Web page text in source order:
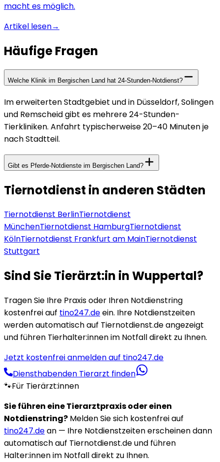
macht es möglich.
Artikel lesen→
Häufige Fragen
Welche Klinik im Bergischen Land hat 24-Stunden-Notdienst?
Im erweiterten Stadtgebiet und in Düsseldorf, Solingen
und Remscheid gibt es mehrere 24-Stunden-
Tierkliniken. Anfahrt typischerweise 20–40 Minuten je
nach Stadtteil.
Gibt es Pferde-Notdienste im Bergischen Land?
Tiernotdienst in anderen Städten
Tiernotdienst BerlinTiernotdienst
MünchenTiernotdienst HamburgTiernotdienst
KölnTiernotdienst Frankfurt am MainTiernotdienst
Stuttgart
Sind Sie Tierärzt:in inWuppertal?
Tragen Sie Ihre Praxis oder Ihren Notdienstring
kostenfrei auf tino247.deein. Ihre Notdienstzeiten
werden automatisch auf Tiernotdienst.de angezeigt
und führen Tierhalter:innen im Notfall direkt zu Ihnen.
Jetzt kostenfrei anmelden auf tino247.de
Diensthabenden Tierarzt finden
🐾Für Tierärzt:innen
Sie führen eine Tierarztpraxis oder einen
Notdienstring? Melden Sie sich kostenfrei auf
tino247.dean — Ihre Notdienstzeiten erscheinen dann
automatisch auf Tiernotdienst.de und führen
Halter:innen im Notfall direkt zu Ihnen.